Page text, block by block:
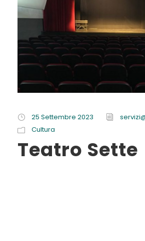
25 Settembre 2023
Cultura
Teatro Sette